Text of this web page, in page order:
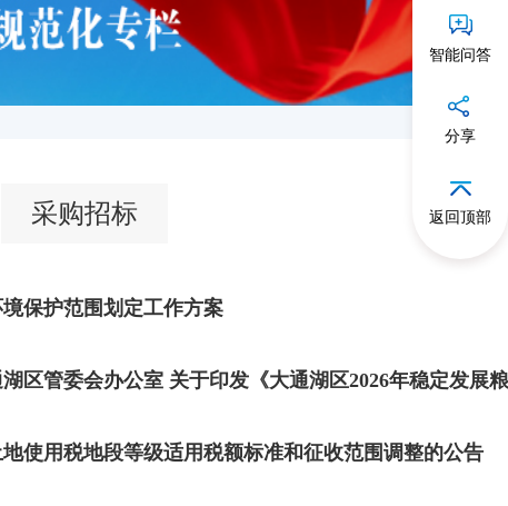
采购招标
保护范围划定工作方案
区管委会办公室 关于印发《大通湖区2026年稳定发展
使用税地段等级适用税额标准和征收范围调整的公告
智能问答
分享
返回顶部